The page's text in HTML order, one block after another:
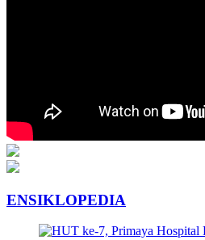
ENSIKLOPEDIA